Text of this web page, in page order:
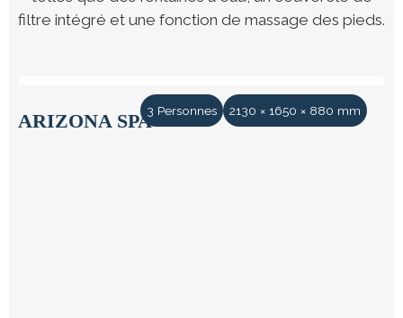
filtre intégré et une fonction de massage des pieds.
3 Personnes 2130 × 1650 × 880 mm
ARIZONA SPA